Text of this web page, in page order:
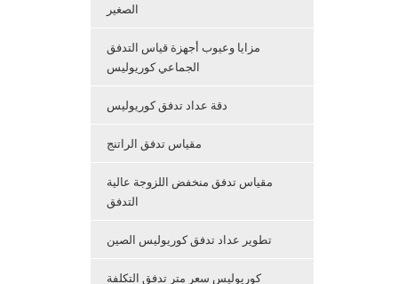
الصغير
مزايا وعيوب أجهزة قياس التدفق
الجماعي كوريوليس
دقة عداد تدفق كوريوليس
مقياس تدفق الراتنج
مقياس تدفق منخفض اللزوجة عالية
التدفق
تطوير عداد تدفق كوريوليس الصين
كوريوليس سعر متر تدفق التكلفة